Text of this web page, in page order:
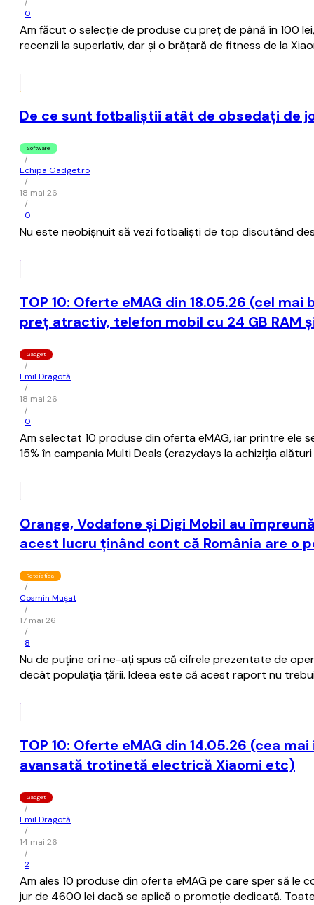
0
Am făcut o selecție de produse cu preț de până în 100
recenzii la superlativ, dar și o brățară de fitness de la
De ce sunt fotbaliștii atât de obsedați de
Software
/
Echipa Gadget.ro
/
18 mai 26
/
0
Nu este neobișnuit să vezi fotbaliști de top discutând
TOP 10: Oferte eMAG din 18.05.26 (cel
preț atractiv, telefon mobil cu 24 GB RAM
Gadget
/
Emil Dragotă
/
18 mai 26
/
0
Am selectat 10 produse din oferta eMAG, iar printre ele
15% în campania Multi Deals (crazydays la achiziția
Orange, Vodafone şi Digi Mobil au
acest lucru ţinând cont că România are o
Retelistica
/
Cosmin Mușat
/
17 mai 26
/
8
Nu de puţine ori ne-aţi spus că cifrele prezentate de
decât populaţia ţării. Ideea este că acest raport nu
TOP 10: Oferte eMAG din 14.05.26 (cea
avansată trotinetă electrică Xiaomi etc)
Gadget
/
Emil Dragotă
/
14 mai 26
/
2
Am ales 10 produse din oferta eMAG pe care sper să le
jur de 4600 lei dacă se aplică o promoție dedicată.